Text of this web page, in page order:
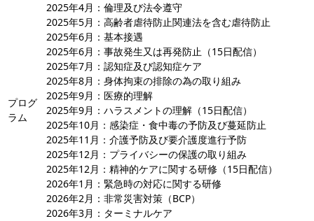
プログ
ラム
2025年4月：倫理及び法令遵守
2025年5月：高齢者虐待防止関連法を含む虐待防止
2025年6月：基本接遇
2025年6月：事故発生又は再発防止（15日配信）
2025年7月：認知症及び認知症ケア
2025年8月：身体拘束の排除の為の取り組み
2025年9月：医療的理解
2025年9月：ハラスメントの理解（15日配信）
2025年10月：感染症・食中毒の予防及び蔓延防止
2025年11月：介護予防及び要介護度進行予防
2025年12月：プライバシーの保護の取り組み
2025年12月：精神的ケアに関する研修（15日配信）
2026年1月：緊急時の対応に関する研修
2026年2月：非常災害対策（BCP）
2026年3月：ターミナルケア